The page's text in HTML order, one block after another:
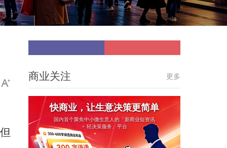
商业关注 更多
快商业，让生意决策更简单
国内首个聚焦中小微生意人的「新商业短资讯
+ 轻决策服务」平台